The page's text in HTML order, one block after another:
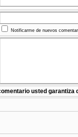
Notificarme de nuevos
usted garantiza